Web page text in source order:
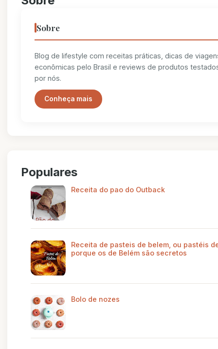
Sobre
Blog de lifestyle com receitas práticas, dicas de
econômicas pelo Brasil e reviews de produtos
por nós.
Conheça mais
Populares
Receita do pao do Outback
Receita de pasteis de belem, ou pastéis
porque os de Belém são secretos
Bolo de nozes